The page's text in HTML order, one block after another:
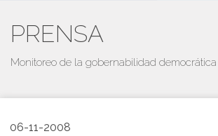
PRENSA
Monitoreo de la gobernabilidad democrática
06-11-2008